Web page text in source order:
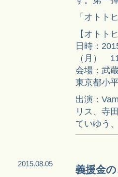
「オトト
【オトト
日時：
（月）
会場：武
東京都小
出演：
リス、寺
ていゆう
2015.08.05
義援金